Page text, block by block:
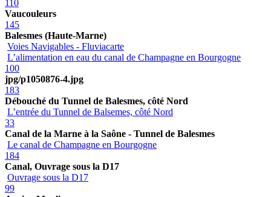
110
Vaucouleurs
145
Balesmes (Haute-Marne)
Voies Navigables - Fluviacarte
L’alimentation en eau du canal de Champagne en Bourgogne
100
jpg/p1050876-4.jpg
183
Débouché du Tunnel de Balesmes, côté Nord
L’entrée du Tunnel de Balsemes, côté Nord
33
Canal de la Marne à la Saône - Tunnel de Balesmes
Le canal de Champagne en Bourgogne
184
Canal, Ouvrage sous la D17
Ouvrage sous la D17
99